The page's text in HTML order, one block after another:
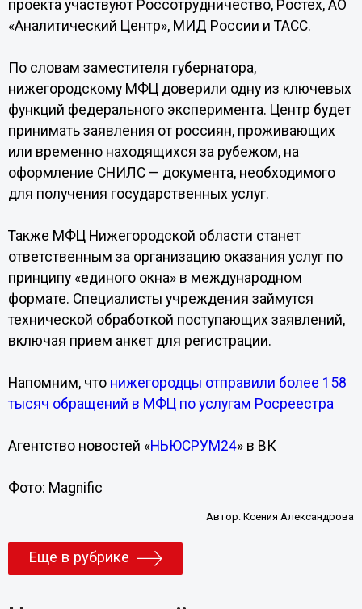
проекта участвуют Россотрудничество, Ростех, АО
«Аналитический Центр», МИД России и ТАСС.
По словам заместителя губернатора,
нижегородскому МФЦ доверили одну из ключевых
функций федерального эксперимента. Центр будет
принимать заявления от россиян, проживающих
или временно находящихся за рубежом, на
оформление СНИЛС — документа, необходимого
для получения государственных услуг.
Также МФЦ Нижегородской области станет
ответственным за организацию оказания услуг по
принципу «единого окна» в международном
формате. Специалисты учреждения займутся
технической обработкой поступающих заявлений,
включая прием анкет для регистрации.
Напомним, что нижегородцы отправили более 158
тысяч обращений в МФЦ по услугам Росреестра
Агентство новостей «НЬЮСРУМ24» в ВК
Фото: Magnific
Автор:Ксения Александрова
Еще в рубрике